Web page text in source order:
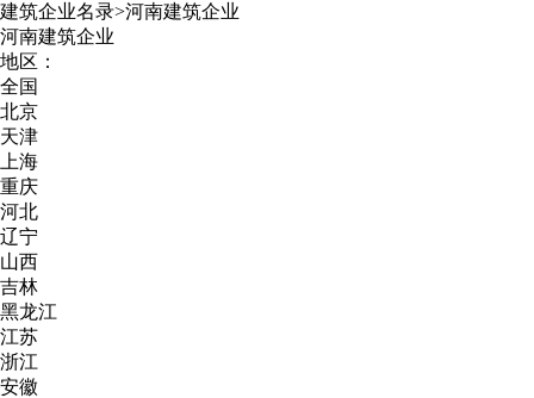
建筑企业名录>河南建筑企业
河南建筑企业
地区：
全国
北京
天津
上海
重庆
河北
辽宁
山西
吉林
黑龙江
江苏
浙江
安徽